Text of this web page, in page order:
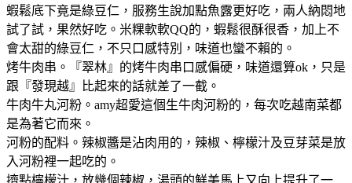
蝦鬆底下竟是綠豆仁，服務生說加點魚露更好吃，兩人納悶地
試了試，果然好吃。米粿軟軟QQ的，蝦鬆很酥很香，加上不
會太甜的綠豆仁，不只口感特別，味道也蠻不賴的。
烤牛肉串。『翠林』的烤牛肉串口感偏硬，味道還算ok，只是
跟『發現越』比起來的話就差了一截。
牛肉牛丸河粉。amy超愛這個生牛肉河粉的，每次吃越南菜都
是為著它而來。
河粉的配料。辣椒醬是沾肉用的，辣椒、檸檬汁及豆芽菜是放
入河粉裡一起吃的。
擠點檸檬汁，放幾個辣椒，湯頭的鮮美馬上又向上提升了一